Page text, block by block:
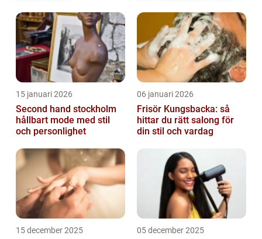
15 januari 2026
Second hand stockholm
hållbart mode med stil
och personlighet
06 januari 2026
Frisör Kungsbacka: så
hittar du rätt salong för
din stil och vardag
15 december 2025 05 december 2025